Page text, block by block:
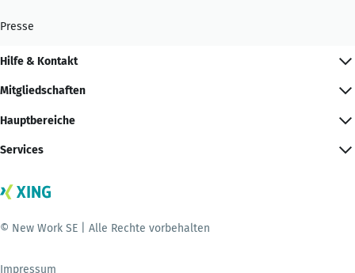
Presse
Hilfe & Kontakt
Mitgliedschaften
Hauptbereiche
Services
© New Work SE | Alle Rechte vorbehalten
Impressum